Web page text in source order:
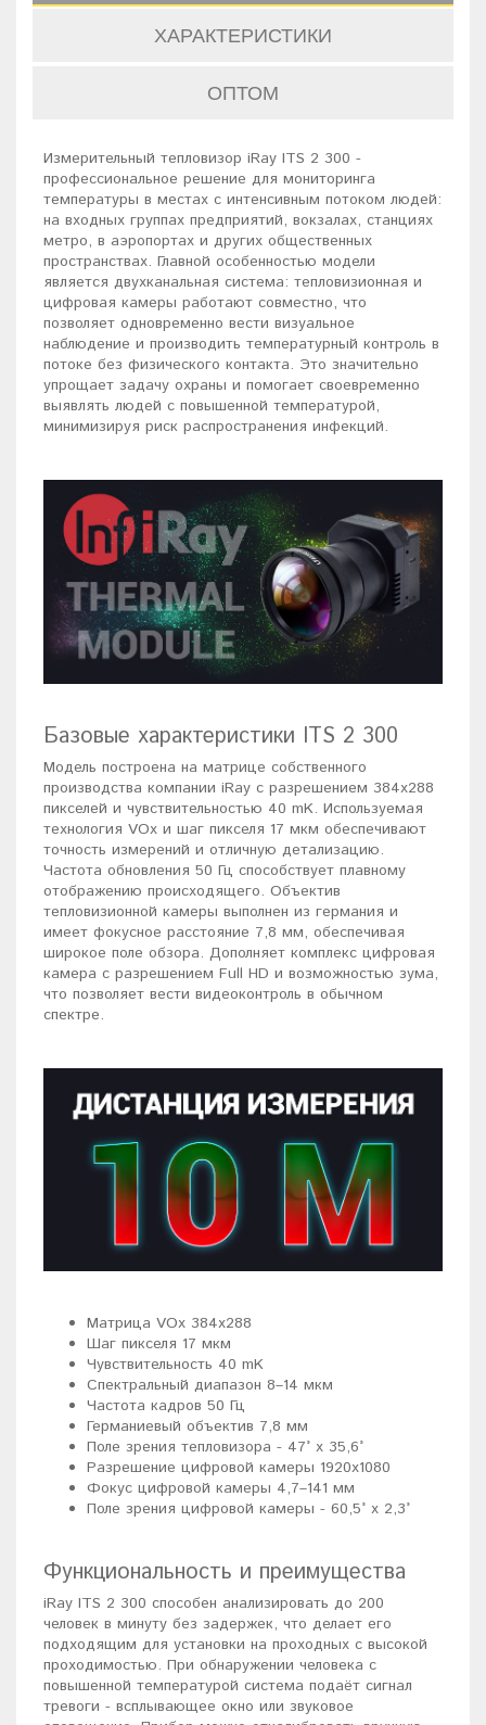
ХАРАКТЕРИСТИКИ
ОПТОМ
Измерительный тепловизор iRay ITS 2 300 -
профессиональное решение для мониторинга
температуры в местах с интенсивным потоком людей:
на входных группах предприятий, вокзалах, станциях
метро, в аэропортах и других общественных
пространствах. Главной особенностью модели
является двухканальная система: тепловизионная и
цифровая камеры работают совместно, что
позволяет одновременно вести визуальное
наблюдение и производить температурный контроль в
потоке без физического контакта. Это значительно
упрощает задачу охраны и помогает своевременно
выявлять людей с повышенной температурой,
минимизируя риск распространения инфекций.
Базовые характеристики ITS 2 300
Модель построена на матрице собственного
производства компании iRay с разрешением 384x288
пикселей и чувствительностью 40 mK. Используемая
технология VOx и шаг пикселя 17 мкм обеспечивают
точность измерений и отличную детализацию.
Частота обновления 50 Гц способствует плавному
отображению происходящего. Объектив
тепловизионной камеры выполнен из германия и
имеет фокусное расстояние 7,8 мм, обеспечивая
широкое поле обзора. Дополняет комплекс цифровая
камера с разрешением Full HD и возможностью зума,
что позволяет вести видеоконтроль в обычном
спектре.
Матрица VOx 384x288
Шаг пикселя 17 мкм
Чувствительность 40 mK
Спектральный диапазон 8–14 мкм
Частота кадров 50 Гц
Германиевый объектив 7,8 мм
Поле зрения тепловизора - 47° x 35,6°
Разрешение цифровой камеры 1920x1080
Фокус цифровой камеры 4,7–141 мм
Поле зрения цифровой камеры - 60,5° x 2,3°
Функциональность и преимущества
iRay ITS 2 300 способен анализировать до 200
человек в минуту без задержек, что делает его
подходящим для установки на проходных с высокой
проходимостью. При обнаружении человека с
повышенной температурой система подаёт сигнал
тревоги - всплывающее окно или звуковое